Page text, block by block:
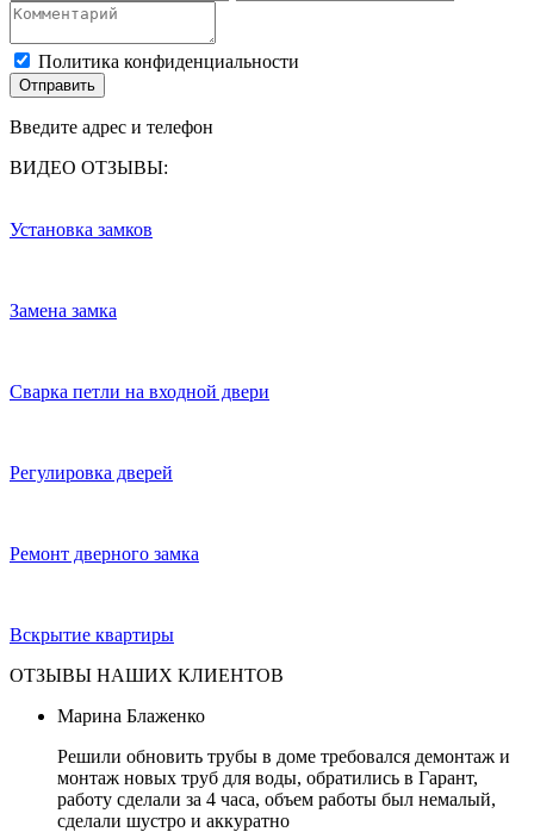
Политика конфиденциальности
Отправить
Введите адрес и телефон
ВИДЕО ОТЗЫВЫ:
Установка замков
Замена замка
Сварка петли на входной двери
Регулировка дверей
Ремонт дверного замка
Вскрытие квартиры
ОТЗЫВЫ НАШИХ КЛИЕНТОВ
Марина Блаженко
Решили обновить трубы в доме требовался демонтаж и
монтаж новых труб для воды, обратились в Гарант,
работу сделали за 4 часа, объем работы был немалый,
сделали шустро и аккуратно